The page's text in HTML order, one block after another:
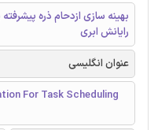
بهینه سازی ازدحام ذره
رایانش ابری
عنوان انگلیسی
For Task Scheduling